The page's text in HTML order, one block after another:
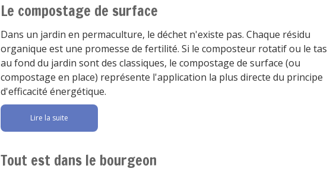
Le compostage de surface
Dans un jardin en permaculture, le déchet n'existe pas. Chaque résidu
organique est une promesse de fertilité. Si le composteur rotatif ou le tas
au fond du jardin sont des classiques, le compostage de surface (ou
compostage en place) représente l'application la plus directe du principe
d'efficacité énergétique.
Lire la suite
Tout est dans le bourgeon